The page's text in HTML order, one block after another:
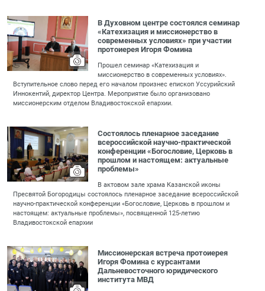
В Духовном центре состоялся семинар
«Катехизация и миссионерство в
современных условиях» при участии
протоиерея Игоря Фомина
Прошел семинар «Катехизация и
миссионерство в современных условиях».
Вступительное слово перед его началом произнес епископ Уссурийский
Иннокентий, директор Центра. Мероприятие было организовано
миссионерским отделом Владивостокской епархии.
Состоялось пленарное заседание
всероссийской научно-практической
конференции «Богословие, Церковь в
прошлом и настоящем: актуальные
проблемы»
В актовом зале храма Казанской иконы
Пресвятой Богородицы состоялось пленарное заседание всероссийской
научно-практической конференции «Богословие, Церковь в прошлом и
настоящем: актуальные проблемы», посвященной 125-летию
Владивостокской епархии
Миссионерская встреча протоиерея
Игоря Фомина с курсантами
Дальневосточного юридического
института МВД